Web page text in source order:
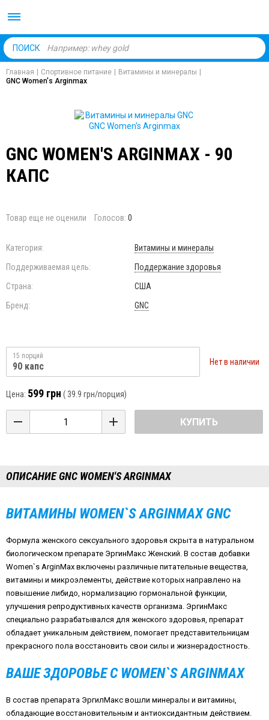
ПОИСК
Главная Спортивное питание Витамины и минералы
GNC Women's Arginmax
GNC WOMEN'S ARGINMAX - 90
КАПС
Товар еще не оценили Голосов: 0
Категория:
Витамины и минералы
Поддерживаемая цель:
Поддержание здоровья
Страна:
США
Бренд:
GNC
15 порций
90 капс Нет в наличии
Цена: 599 грн ( 39.9 грн/порция)
КУПИТЬ
ОПИСАНИЕ GNC WOMEN'S ARGINMAX
ВИТАМИНЫ WOMEN`SARGINMAX GNC
Формула женского сексуального здоровья скрыта в натуральном
биологическом препарате ЭргинМакс Женский. В состав добавки
Women`s ArginMax включены различные питательные вещества,
витамины и микроэлементы, действие которых направлено на
повышение либидо, нормализацию гормональной функции,
улучшения репродуктивных качеств организма. ЭргинМакс
специально разрабатывался для женского здоровья, препарат
обладает уникальным действием, помогает представительницам
прекрасного пола восстановить свои силы и жизнерадостность.
ВАШЕ ЗДОРОВЬЕ С WOMEN`SARGINMAX
В состав препарата ЭргилМакс вошли минералы и витамины,
обладающие восстановительным и антиоксидантным действием.